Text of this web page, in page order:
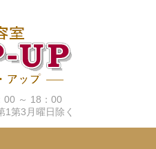
～ 18：00
第3月曜日除く